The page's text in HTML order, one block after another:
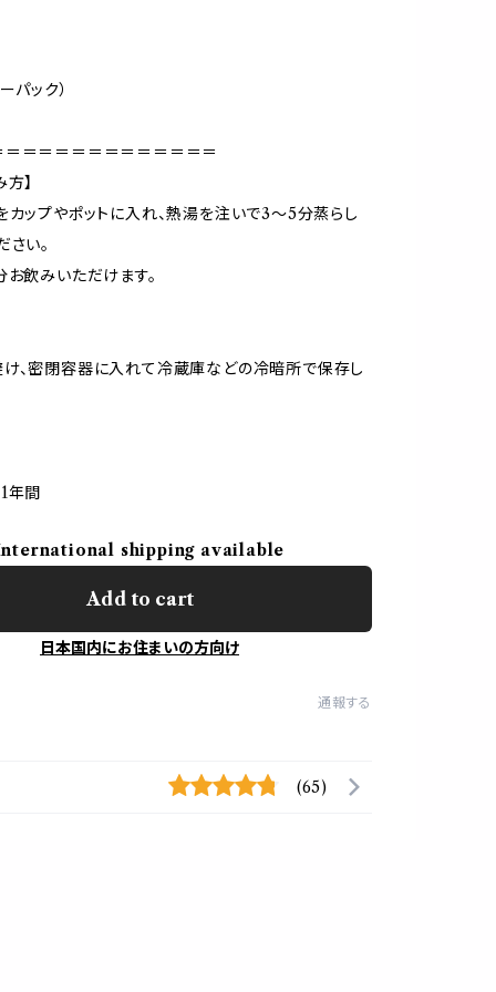
パック）
＝＝＝＝＝＝＝＝＝＝＝＝
】
カップやポットに入れ、熱湯を注いで3〜5分蒸らし
さい。
飲みいただけます。
、密閉容器に入れて冷蔵庫などの冷暗所で保存し
年間
shipping available
Add to cart
日本国内にお住まいの方向け
通報する
(65)